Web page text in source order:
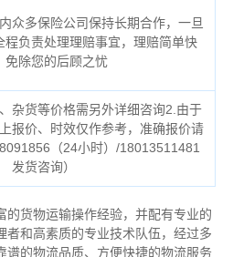
众多保险公司保持长期合作，一旦
程负责处理理赔事宜，理赔简单快
免除您的后顾之忧
杂货等价格需另外详细咨询2.由于
报价、时效仅作参考，准确报价请
（24小时）/18013511481
发货咨询）
的货物运输操作经验，并配有专业的
者和高素质的专业技术队伍，经过多
谱的物流品质、方便快捷的物流服务